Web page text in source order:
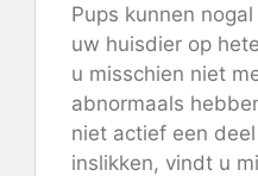
Pups kunnen
uw huisdier op
u misschien niet
abnormaals
niet actief een
inslikken, vindt u